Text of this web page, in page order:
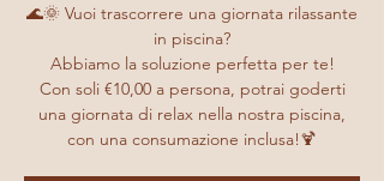
🌊🌞 Vuoi trascorrere una giornata rilassante
in piscina?
Abbiamo la soluzione perfetta per te!
Con soli €10,00 a persona, potrai goderti
una giornata di relax nella nostra piscina,
con una consumazione inclusa!🍹